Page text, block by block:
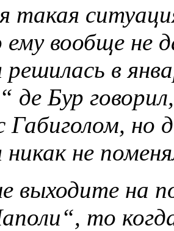
такая
вообще
решилась в
де Бур
Габиголом, но
не
выходите на
то